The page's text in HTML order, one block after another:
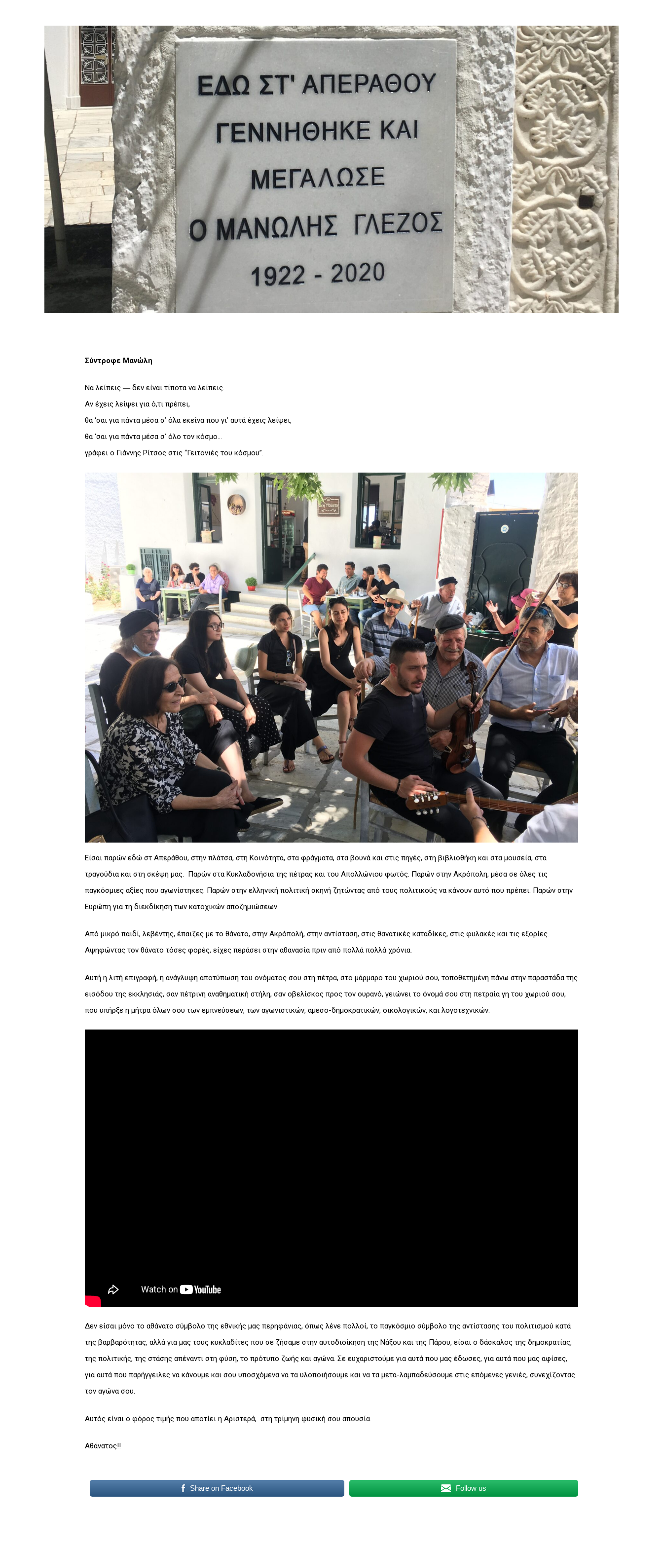
Σύντροφε Μανώλη
Να λείπεις ― δεν είναι τίποτα να λείπεις.
Αν έχεις λείψει για ό,τι πρέπει,
θα ‘σαι για πάντα μέσα σ’ όλα εκείνα που γι’ αυτά έχεις λείψει,
θα ‘σαι για πάντα μέσα σ’ όλο τον κόσμο…
γράφει ο Γιάννης Ρίτσος στις “Γειτονιές του κόσμου”.
Είσαι παρών εδώ στ Απεράθου, στην πλάτσα, στη Κοινότητα, στα φράγματα, στα βουνά και στις πηγές, στη βιβλιοθήκη και στα μουσεία, στα
τραγούδια και στη σκέψη μας. Παρών στα Κυκλαδονήσια της πέτρας και του Απολλώνιου φωτός. Παρών στην Ακρόπολη, μέσα σε όλες τις
παγκόσμιες αξίες που αγωνίστηκες. Παρών στην ελληνική πολιτική σκηνή ζητώντας από τους πολιτικούς να κάνουν αυτό που πρέπει. Παρών στην
Ευρώπη για τη διεκδίκηση των κατοχικών αποζημιώσεων.
Από μικρό παιδί, λεβέντης, έπαιζες με το θάνατο, στην Ακρόπολή, στην αντίσταση, στις θανατικές καταδίκες, στις φυλακές και τις εξορίες.
Αψηφώντας τον θάνατο τόσες φορές, είχες περάσει στην αθανασία πριν από πολλά πολλά χρόνια.
Αυτή η λιτή επιγραφή, η ανάγλυφη αποτύπωση του ονόματος σου στη πέτρα, στο μάρμαρο του χωριού σου, τοποθετημένη πάνω στην παραστάδα της
εισόδου της εκκλησιάς, σαν πέτρινη αναθηματική στήλη, σαν οβελίσκος προς τον ουρανό, γειώνει το όνομά σου στη πετραία γη του χωριού σου,
που υπήρξε η μήτρα όλων σου των εμπνεύσεων, των αγωνιστικών, αμεσο-δημοκρατικών, οικολογικών, και λογοτεχνικών.
Δεν είσαι μόνο το αθάνατο σύμβολο της εθνικής μας περηφάνιας, όπως λένε πολλοί, το παγκόσμιο σύμβολο της αντίστασης του πολιτισμού κατά
της βαρβαρότητας, αλλά για μας τους κυκλαδίτες που σε ζήσαμε στην αυτοδιοίκηση της Νάξου και της Πάρου, είσαι ο δάσκαλος της δημοκρατίας,
της πολιτικής, της στάσης απέναντι στη φύση, το πρότυπο ζωής και αγώνα. Σε ευχαριστούμε για αυτά που μας έδωσες, για αυτά που μας αφίσες,
για αυτά που παρήγγειλες να κάνουμε και σου υποσχόμενα να τα υλοποιήσουμε και να τα μετα-λαμπαδεύσουμε στις επόμενες γενιές, συνεχίζοντας
τον αγώνα σου.
Αυτός είναι ο φόρος τιμής που αποτίει η Αριστερά, στη τρίμηνη φυσική σου απουσία.
Αθάνατος!!
Share on Facebook Follow us